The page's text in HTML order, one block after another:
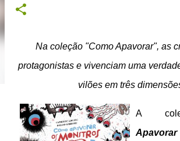
Na coleção "Como Apavorar", as
protagonistas e vivenciam uma
vilões em três
A
Apavorar